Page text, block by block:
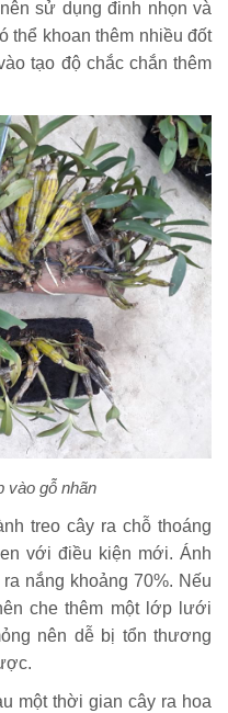
sử dụng đinh nhọn và
thể khoan thêm nhiều đốt
tạo độ chắc chắn thêm
vào gỗ nhãn
treo cây ra chỗ thoáng
với điều kiện mới. Ánh
nắng khoảng 70%. Nếu
che thêm một lớp lưới
nên dễ bị tổn thương
một thời gian cây ra hoa